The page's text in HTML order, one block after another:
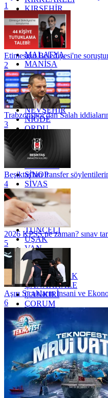
KIRŞEHİR
KOCAELİ
KONYA
KÜTAHYA
KİLİS
MALATYA
MANİSA
MARDİN
MERSİN
MUĞLA
MUŞ
NEVŞEHİR
NİĞDE
ORDU
OSMANİYE
RİZE
SAKARYA
SİNOP
SİVAS
SİİRT
TEKİRDAĞ
TOKAT
TRABZON
TUNCELİ
UŞAK
VAN
YALOVA
YOZGAT
ZONGULDAK
ÇANAKKALE
ÇANKIRI
ÇORUM
İSTANBUL
İZMİR
ŞANLIURFA
ŞIRNAK
1
Etimesgut Belediyesi'ne
2
Trabzonspor'dan Salah
3
Beşiktaş'tan transfer
4
2026 KPSS ne zaman? sınav
5
Aşırı Sıcakların İnsani ve
6